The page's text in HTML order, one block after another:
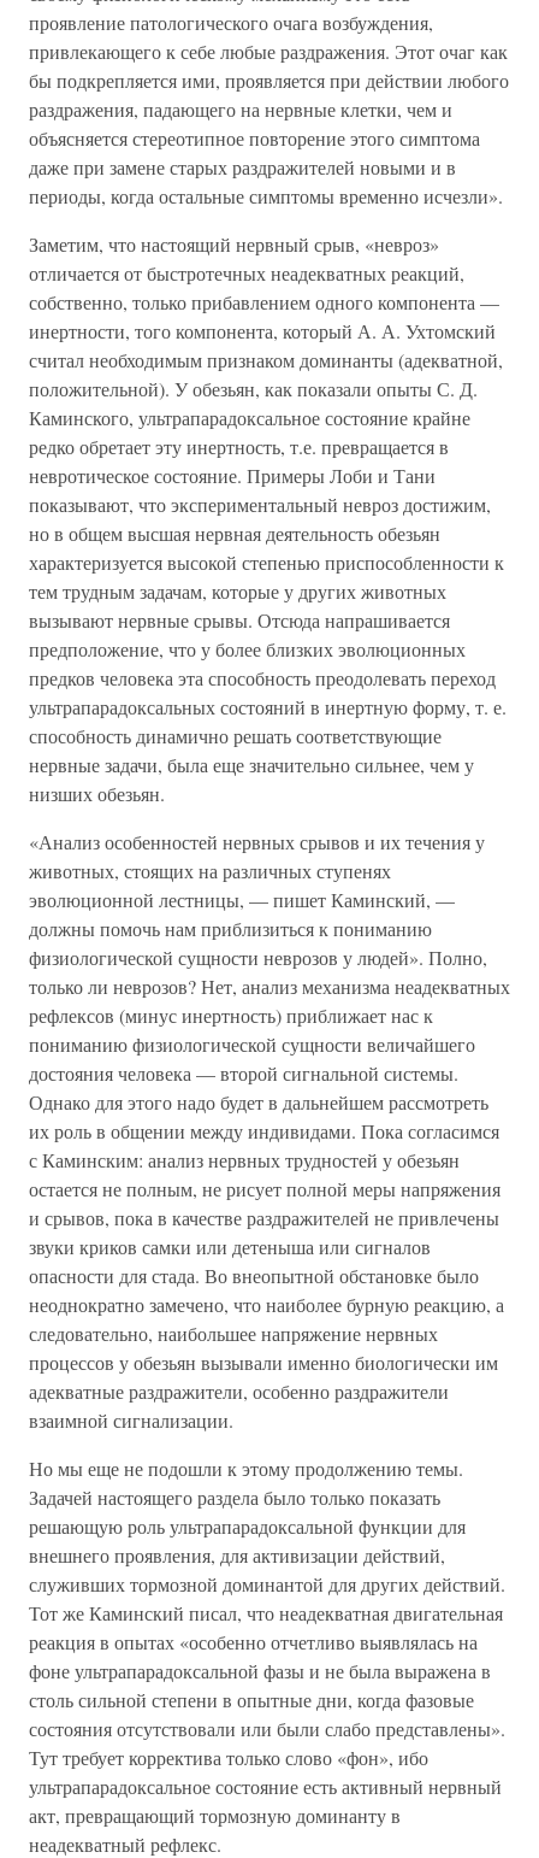
проявление патологического очага возбуждения,
привлекающего к себе любые раздражения. Этот очаг как
бы подкрепляется ими, проявляется при действии любого
раздражения, падающего на нервные клетки, чем и
объясняется стереотипное повторение этого симптома
даже при замене старых раздражителей новыми и в
периоды, когда остальные симптомы временно исчезли».
Заметим, что настоящий нервный срыв, «невроз»
отличается от быстротечных неадекватных реакций,
собственно, только прибавлением одного компонента —
инертности, того компонента, который А. А. Ухтомский
считал необходимым признаком доминанты (адекватной,
положительной). У обезьян, как показали опыты С. Д.
Каминского, ультрапарадоксальное состояние крайне
редко обретает эту инертность, т.е. превращается в
невротическое состояние. Примеры Лоби и Тани
показывают, что экспериментальный невроз достижим,
но в общем высшая нервная деятельность обезьян
характеризуется высокой степенью приспособленности к
тем трудным задачам, которые у других животных
вызывают нервные срывы. Отсюда напрашивается
предположение, что у более близких эволюционных
предков человека эта способность преодолевать переход
ультрапарадоксальных состояний в инертную форму, т. е.
способность динамично решать соответствующие
нервные задачи, была еще значительно сильнее, чем у
низших обезьян.
«Анализ особенностей нервных срывов и их течения у
животных, стоящих на различных ступенях
эволюционной лестницы, — пишет Каминский, —
должны помочь нам приблизиться к пониманию
физиологической сущности неврозов у людей». Полно,
только ли неврозов? Нет, анализ механизма неадекватных
рефлексов (минус инертность) приближает нас к
пониманию физиологической сущности величайшего
достояния человека — второй сигнальной системы.
Однако для этого надо будет в дальнейшем рассмотреть
их роль в общении между индивидами. Пока согласимся
с Каминским: анализ нервных трудностей у обезьян
остается не полным, не рисует полной меры напряжения
и срывов, пока в качестве раздражителей не привлечены
звуки криков самки или детеныша или сигналов
опасности для стада. Во внеопытной обстановке было
неоднократно замечено, что наиболее бурную реакцию, а
следовательно, наибольшее напряжение нервных
процессов у обезьян вызывали именно биологически им
адекватные раздражители, особенно раздражители
взаимной сигнализации.
Но мы еще не подошли к этому продолжению темы.
Задачей настоящего раздела было только показать
решающую роль ультрапарадоксальной функции для
внешнего проявления, для активизации действий,
служивших тормозной доминантой для других действий.
Тот же Каминский писал, что неадекватная двигательная
реакция в опытах «особенно отчетливо выявлялась на
фоне ультрапарадоксальной фазы и не была выражена в
столь сильной степени в опытные дни, когда фазовые
состояния отсутствовали или были слабо представлены».
Тут требует корректива только слово «фон», ибо
ультрапарадоксальное состояние есть активный нервный
акт, превращающий тормозную доминанту в
неадекватный рефлекс.